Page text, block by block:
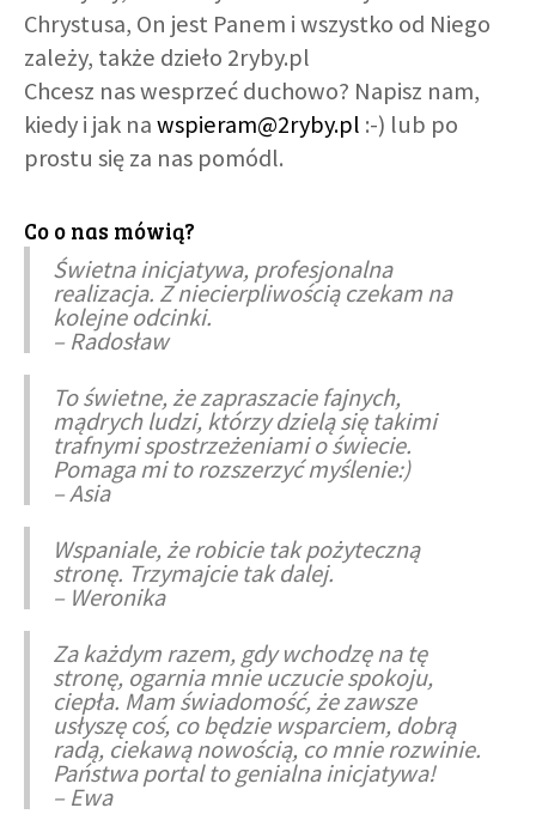
Chrystusa, On jest Panem i wszystko od Niego
zależy, także dzieło 2ryby.pl
Chcesz nas wesprzeć duchowo? Napisz nam,
kiedy i jak nawspieram@2ryby.pl :-) lub po
prostu się za nas pomódl.
Co o nas mówią?
Świetna inicjatywa, profesjonalna
realizacja. Z niecierpliwością czekam na
kolejne odcinki.
– Radosław
To świetne, że zapraszacie fajnych,
mądrych ludzi, którzy dzielą się takimi
trafnymi spostrzeżeniami o świecie.
Pomaga mi to rozszerzyć myślenie:)
– Asia
Wspaniale, że robicie tak pożyteczną
stronę. Trzymajcie tak dalej.
– Weronika
Za każdym razem, gdy wchodzę na tę
stronę, ogarnia mnie uczucie spokoju,
ciepła. Mam świadomość,żezawsze
usłyszę coś, co będzie wsparciem, dobrą
radą, ciekawą nowością, co mnie rozwinie.
Państwa portal to genialna inicjatywa!
– Ewa